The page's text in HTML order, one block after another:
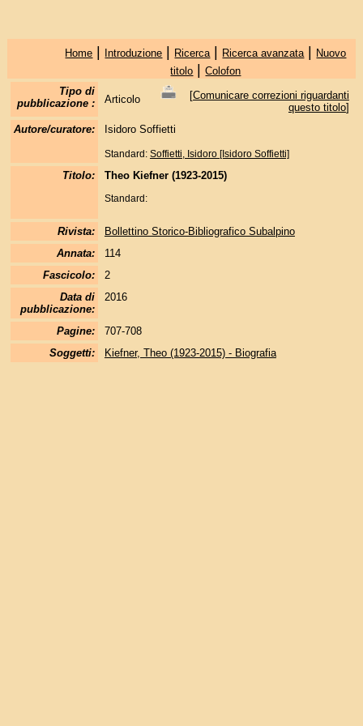
Home | Introduzione | Ricerca | Ricerca avanzata | Nuovo
titolo |Colofon
Tipo di
pubblicazione :
Articolo [Comunicare correzioni riguardanti
questo titolo]
Autore/curatore:
Isidoro Soffietti
Standard: Soffietti, Isidoro [Isidoro Soffietti]
Titolo: Theo Kiefner (1923-2015)
Standard:
Rivista:
Bollettino Storico-Bibliografico Subalpino
Annata:
114
Fascicolo:
2
Data di
pubblicazione:
2016
Pagine:
707-708
Soggetti:
Kiefner, Theo (1923-2015) - Biografia